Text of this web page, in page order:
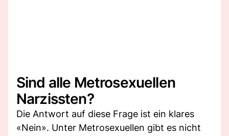
Sind alle Metrosexuellen
Narzissten?
Die Antwort auf diese Frage ist ein klares
«Nein». Unter Metrosexuellen gibt es nicht